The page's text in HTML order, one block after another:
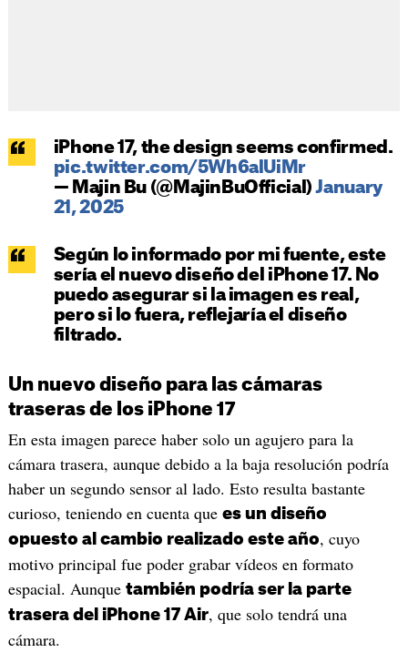
iPhone 17, the design seems confirmed.
pic.twitter.com/5Wh6alUiMr
— Majin Bu (@MajinBuOfficial)January
21, 2025
Según lo informado por mi fuente, este
sería el nuevo diseño del iPhone 17. No
puedo asegurar si la imagen es real,
pero si lo fuera, reflejaría el diseño
filtrado.
Un nuevo diseño para las cámaras
traseras de los iPhone 17
En esta imagen parece haber solo un agujero para la
cámara trasera, aunque debido a la baja resolución podría
haber un segundo sensor al lado. Esto resulta bastante
curioso, teniendo en cuenta que es un diseño
opuesto al cambio realizado este año, cuyo
motivo principal fue poder grabar vídeos en formato
espacial. Aunque también podría ser la parte
trasera del iPhone 17 Air, que solo tendrá una
cámara.